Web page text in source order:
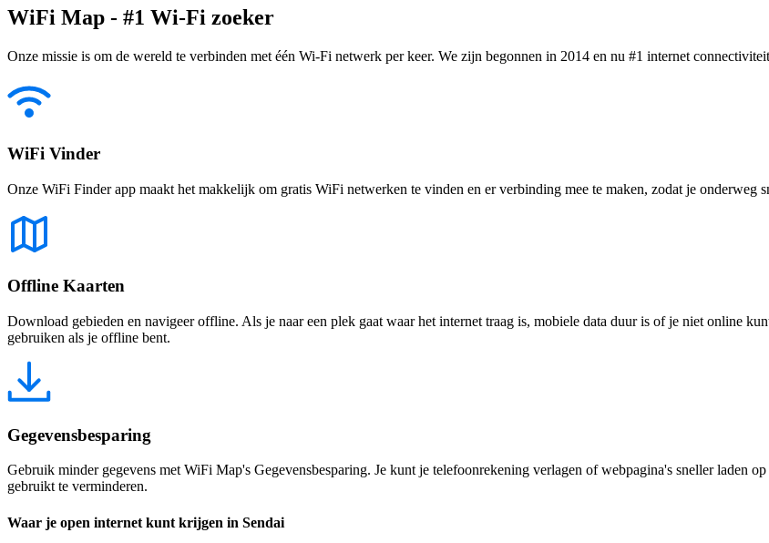
WiFi Map - #1 Wi-Fi zoeker
Onze missie is om de wereld te verbinden met één Wi-Fi netwerk per keer. We zijn begonnen in 2014 en nu #1 internet
WiFi Vinder
Onze WiFi Finder app maakt het makkelijk om gratis WiFi netwerken te vinden en er verbinding mee te maken, zodat je onderweg
Offline Kaarten
Download gebieden en navigeer offline. Als je naar een plek gaat waar het internet traag is, mobiele data duur is of je niet online
gebruiken als je offline bent.
Gegevensbesparing
Gebruik minder gegevens met WiFi Map's Gegevensbesparing. Je kunt je telefoonrekening verlagen of webpagina's sneller laden
gebruikt te verminderen.
Waar je open internet kunt krijgen in Sendai